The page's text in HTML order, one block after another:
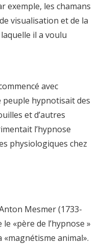
exemple, les chamans
visualisation et de la
il a voulu
avec
peuple hypnotisait des
et d’autres
l’hypnose
physiologiques chez
Mesmer (1733-
«père de l’hypnose »
animal».